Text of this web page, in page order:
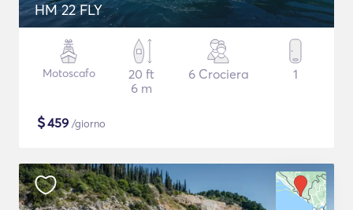
HM 22 FLY
Motoscafo
20 ft
6 m
6 Crociera 1
$459 /giorno